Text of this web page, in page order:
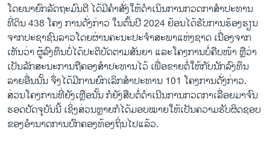
ໂດຍນາຍົກລັດຖະມົນຕີ ໄດ້ມີຄຳສັ່ງໃຫ້ດຳເນິນການກວດກາສໍາປະທານ
ທີ່ດິນ 438 ໂຄງ ການດັ່ງກ່າວ ໃນຕົ້ນປີ 2024 ຢ້ອນໄດ້ຮັບການຮ້ອງຮຽນ
ຈາກປະຊາຊົນລາວໂດຍຜ່ານຄະນະປະຈຳສະພາແຫ່ງຊາດ ເນື່ອງຈາກ
ເຫັນວ່າ ຜູ້ລົງທຶນບໍ່ໄດ້ປະຕິບັດຕາມສັນຍາ ແລະໂຄງການບໍ່ຄືບໜ້າ ຫຼືວ່າ
ເປັນລັກສະນະການຖືຄອງສຳປະທານໄວ້ ເພື່ອຂາຍຕໍ່ໃຫ້ກັບນັກລົງທຶນ
ລາຍອື່ນນັ້ນ ຈຶ່ງໄດ້ມີການຍົກເລິກສຳປະທານ 101 ໂຄງການດັ່ງກ່າວ.
ສ່ວນ​ໂຄງການ​ທີ່​ຍັງ​ເຫຼືອ​ນັ້ນ ກໍ​ຍັງ​ສືບ​ຕໍ່​ດຳ​ເນີນການກວດກາເລື່ອຍ​ມາ​ຈົນ​
ຮອດ​ປັດຈຸ​ບັນນີ້ ​ເຊິ່ງສ່ວນຫຼາຍ​ກໍໄດ້​ມອບ​ໝາຍ​ໃຫ້ເປັນຄວາມຮັບຜິດຊອບ
ຂອງອຳ​ນາດ​ການ​ປົກຄອງ​ທ້ອງ​ຖິ່ນ​ໄປແລ້ວ.